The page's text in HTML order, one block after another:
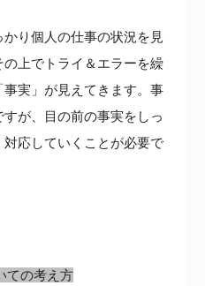
り個人の仕事の状況を見
上でトライ＆エラーを繰
実」が見えてきます。事
が、目の前の事実をしっ
応していくことが必要で
ての考え方